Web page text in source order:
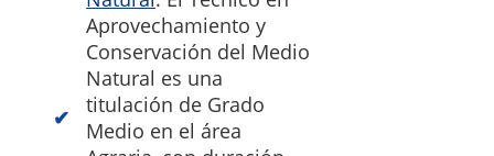
Aprovechamiento y
Conservación del Medio
Natural es una
titulación de Grado
Medio en el área